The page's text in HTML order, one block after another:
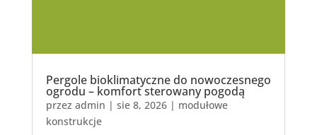
Pergole bioklimatyczne do nowoczesnego
ogrodu – komfort sterowany pogodą
przez admin | sie 8, 2026| modułowe
konstrukcje